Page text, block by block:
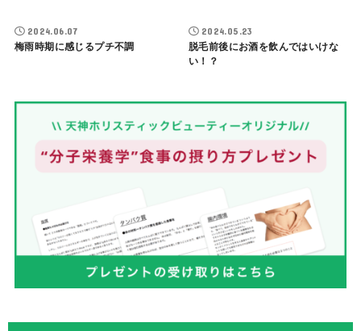
2024.06.07
梅雨時期に感じるプチ不調
2024.05.23
脱毛前後にお酒を飲んではいけな
い！？